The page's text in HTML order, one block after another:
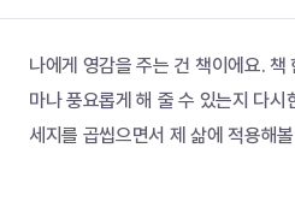
나에게 영감을 주는 건 책이에요. 책
마나 풍요롭게 해 줄 수 있는지 다시
세지를 곱씹으면서 제 삶에 적용해